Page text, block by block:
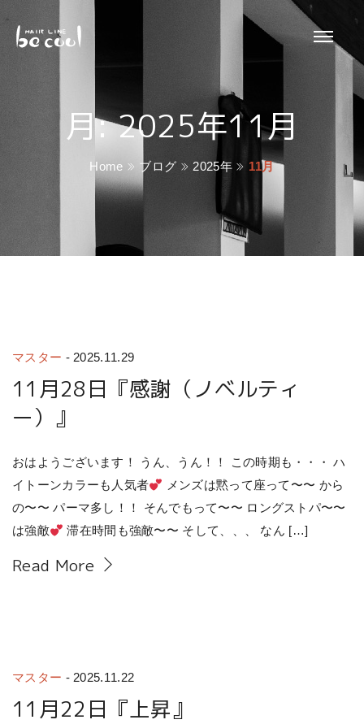
月:2025年11月
Home ブログ 2025年 11月
マスター - 2025.11.29
11月28日『感謝（ノベルティ
ー）』
おはようございます！ うん、うん！！ この時期も・・・ ハ
イトーンカラーも人気者
メンズは黙って座って〜〜 から
の〜〜 パーマ多し！！ そんでもって〜〜 ロングストパ〜〜
は強敵
滞在時間も強敵〜〜 そして、、、 なん […]
Read More
マスター - 2025.11.22
11月22日『上昇』